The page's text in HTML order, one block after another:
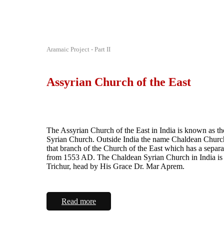
Aramaic Project - Part II
Assyrian Church of the East
The Assyrian Church of the East in India is known as
Syrian Church. Outside India the name Chaldean
that branch of the Church of the East which has a
from 1553 AD. The Chaldean Syrian Church in India is
Trichur, head by His Grace Dr. Mar Aprem.
Read more